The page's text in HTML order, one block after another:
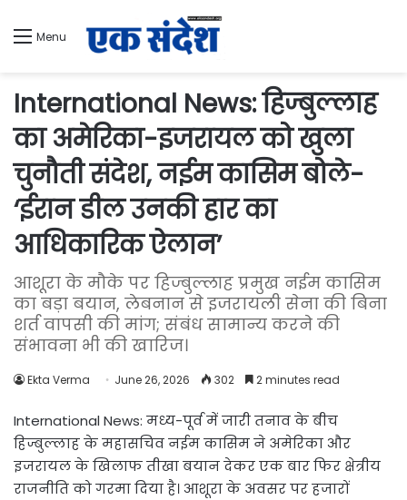
Menu
International News: हिज्बुल्लाह
का अमेरिका-इजरायल को खुला
चुनौती संदेश, नईम कासिम बोले-
‘ईरान डील उनकी हार का
आधिकारिक ऐलान’
आशूरा के मौके पर हिज्बुल्लाह प्रमुख नईम कासिम
का बड़ा बयान, लेबनान से इजरायली सेना की बिना
शर्त वापसी की मांग; संबंध सामान्य करने की
संभावना भी की खारिज।
Ekta Verma June 26, 2026 302 2 minutes read
International News: मध्य-पूर्व में जारी तनाव के बीच
हिज्बुल्लाह के महासचिव नईम कासिम ने अमेरिका और
इजरायल के खिलाफ तीखा बयान देकर एक बार फिर क्षेत्रीय
राजनीति को गरमा दिया है। आशूरा के अवसर पर हजारों